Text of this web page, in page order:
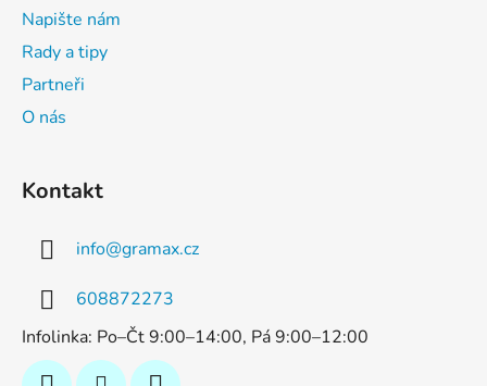
Napište nám
Rady a tipy
Partneři
O nás
Kontakt
info@gramax.cz
608872273
Infolinka: Po–Čt 9:00–14:00, Pá 9:00–12:00